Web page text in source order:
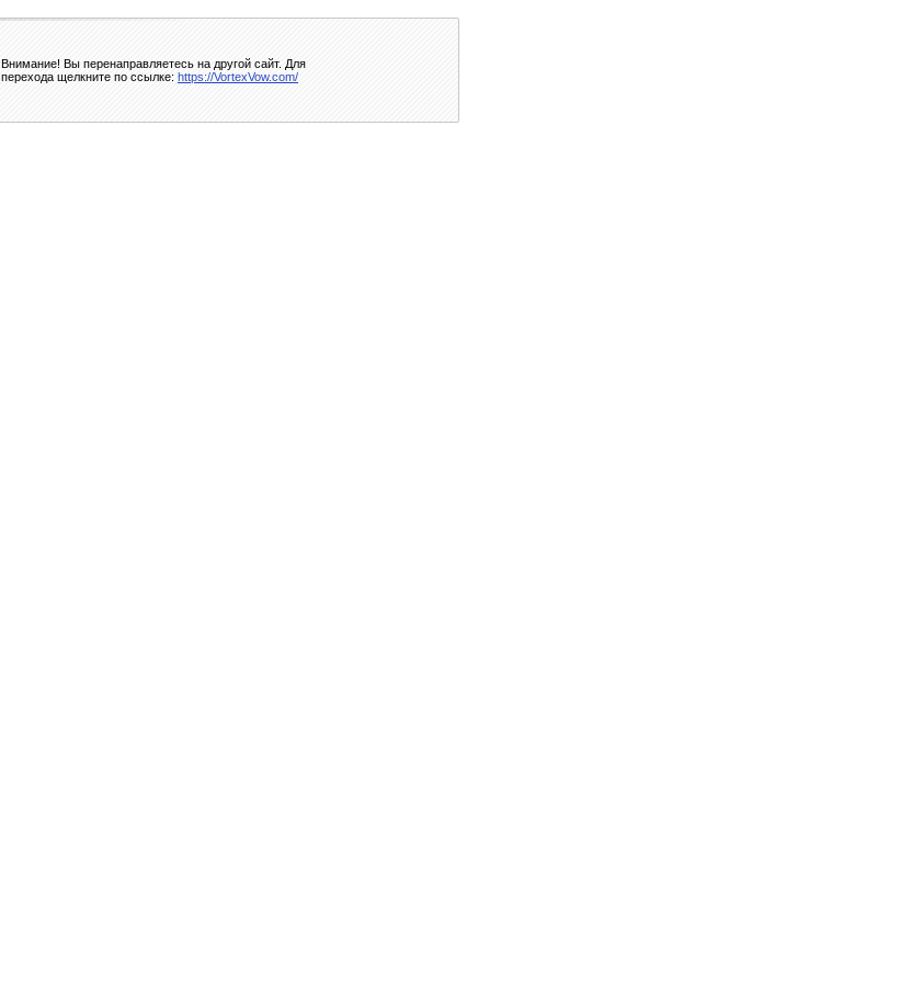
Внимание! Вы перенаправляетесь на другой сайт. Для
перехода щелкните по ссылке: https://VortexVow.com/